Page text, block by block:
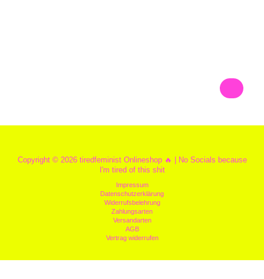
Copyright © 2026 tiredfeminist Onlineshop 🔥 | No Socials because
I'm tired of this shit
Impressum
Datenschutzerklärung
Widerrufsbelehrung
Zahlungsarten
Versandarten
AGB
Vertrag widerrufen